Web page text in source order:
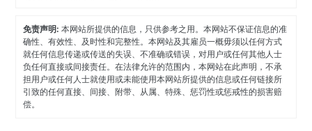
免责声明:本网站所提供的信息，只供参考之用。本网站不保证信息的准
确性、有效性、及时性和完整性。本网站及其雇员一概毋须以任何方式
就任何信息传递或传送的失误、不准确或错误，对用户或任何其他人士
负任何直接或间接责任。在法律允许的范围内，本网站在此声明，不承
担用户或任何人士就使用或未能使用本网站所提供的信息或任何链接所
引致的任何直接、间接、附带、从属、特殊、惩罚性或惩戒性的损害赔
偿。